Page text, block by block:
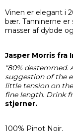
Vinen er elegant i
bær. Tanninerne
masser af dybde
Jasper Morris fra
"80% destemmed.
suggestion of the
little tension on
fine length. Drink
stjerner.
100% Pinot Noir.